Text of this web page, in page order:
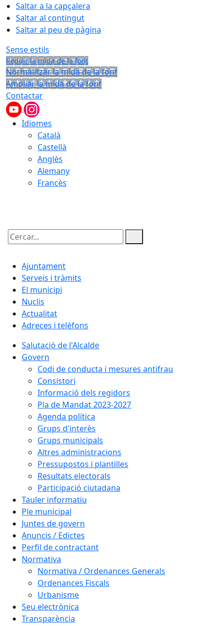
Saltar a la capçalera
Saltar al contingut
Saltar al peu de pàgina
Sense estils
Reduir la mida de la font
Normalitzar la mida de la font
Ampliar la mida de la font
Contactar
Idiomes
Català
Castellà
Anglès
Alemany
Francès
Cercar:
Ajuntament
Serveis i tràmits
El municipi
Nuclis
Actualitat
Adreces i telèfons
Salutació de l'Alcalde
Govern
Codi de conducta i mesures antifrau
Consistori
Informació dels regidors
Pla de Mandat 2023-2027
Agenda política
Grups d'interès
Grups municipals
Altres administracions
Pressupostos i plantilles
Resultats electorals
Participació ciutadana
Tauler informatiu
Ple municipal
Juntes de govern
Anuncis / Edictes
Perfil de contractant
Normativa
Normativa / Ordenances Generals
Ordenances Fiscals
Urbanisme
Seu electrònica
Transparència